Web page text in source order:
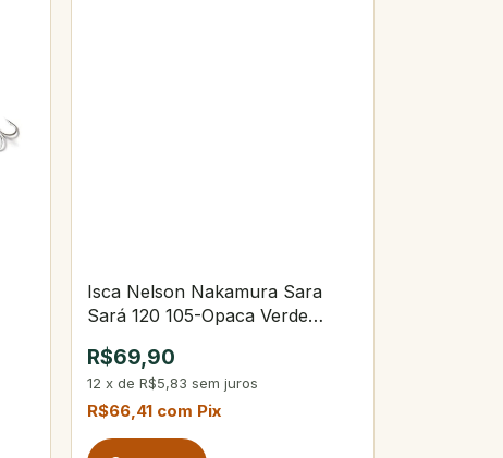
Isca Nelson Nakamura Sara
Sará 120 105-Opaca Verde
R$69,90
12 x de R$5,83 sem juros
R$66,41 com Pix